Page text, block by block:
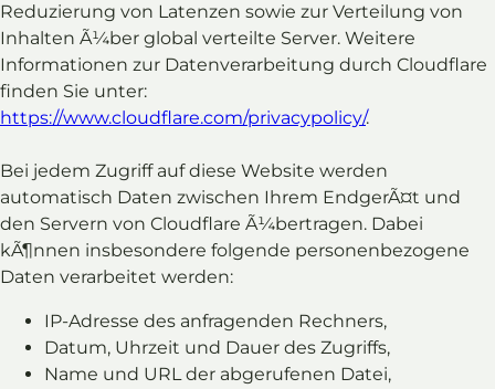
Reduzierung von Latenzen sowie zur Verteilung von
Inhalten Ã¼ber global verteilte Server. Weitere
Informationen zur Datenverarbeitung durch Cloudflare
finden Sie unter:
https://www.cloudflare.com/privacypolicy/.
Bei jedem Zugriff auf diese Website werden
automatisch Daten zwischen Ihrem EndgerÃ¤t und
den Servern von Cloudflare Ã¼bertragen. Dabei
kÃ¶nnen insbesondere folgende personenbezogene
Daten verarbeitet werden:
IP-Adresse des anfragenden Rechners,
Datum, Uhrzeit und Dauer des Zugriffs,
Name und URL der abgerufenen Datei,